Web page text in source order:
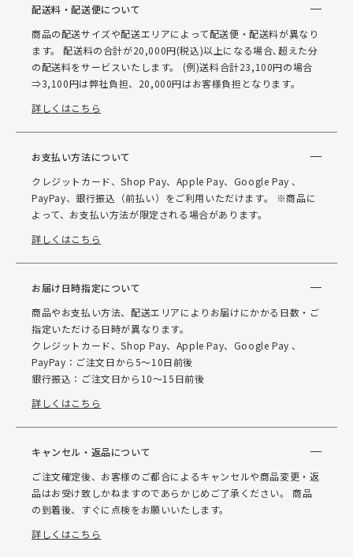
配送料・配送便について
商品の配送サイズや配送エリアによって配送便・配送料が異なり
ます。 配送料の合計が20,000円(税込)以上になる場合､超えた分
の配送料をサービスいたします。 (例)送料合計23,100円の場合
⇒3,100円は弊社負担、20,000円はお客様負担となります。
詳しくはこちら
お支払い方法について
クレジットカード、Shop Pay、Apple Pay、Google Pay 、
PayPay、銀行振込（前払い）をご利用いただけます。 ※商品に
よって、お支払い方法が限定される場合があります。
詳しくはこちら
お届け日時指定について
商品やお支払い方法、配送エリアによりお届けにかかる日数・ご
指定いただける日時が異なります。
クレジットカード、Shop Pay、Apple Pay、Google Pay 、
PayPay：ご注文日から5～10日前後
銀行振込：ご注文日から10～15日前後
詳しくはこちら
キャンセル・返品について
ご注文確定後、お客様のご都合によるキャンセルや商品変更・返
品はお受け致しかねますのであらかじめご了承ください。 商品
の到着後、すぐに点検をお願いいたします。
詳しくはこちら